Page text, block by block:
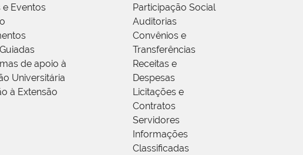
e Eventos
de apoio à
Universitária
à Extensão
Participação Social
Auditorias
Convênios e
Transferências
Receitas e
Despesas
Licitações e
Contratos
Servidores
Informações
Classificadas